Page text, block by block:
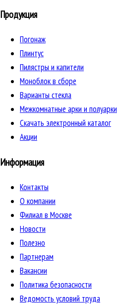
Продукция
Погонаж
Плинтус
Пилястры и капители
Моноблок в сборе
Варианты стекла
Межкомнатные арки и полуарки
Скачать электронный каталог
Акции
Информация
Контакты
О компании
Филиал в Москве
Новости
Полезно
Партнерам
Вакансии
Политика безопасности
Ведомость условий труда